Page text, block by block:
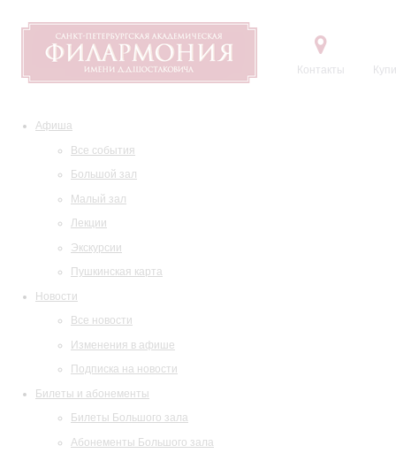
Контакты
Афиша
Все события
Большой зал
Малый зал
Лекции
Экскурсии
Пушкинская карта
Новости
Все новости
Изменения в афише
Подписка на новости
Билеты и абонементы
Билеты Большого зала
Абонементы Большого зала